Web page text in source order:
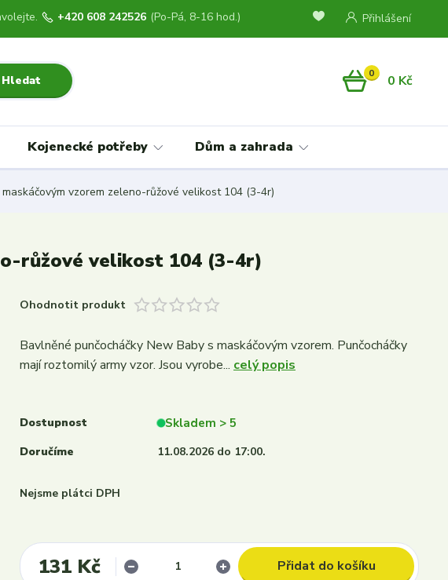
Přihlášení
Hledat
+420 608 242526 (Po-Pá, 8-16 hod.)
0 0 Kč
Kojenecké potřeby Dům a zahrada
vzorem zeleno-růžové velikost 104 (3-4r)
růžové velikost 104 (3-4r)
Ohodnotit produkt
Bavlněné punčocháčky New Baby s maskáčovým vzorem. Punčocháčky
mají roztomilý army vzor. Jsou vyrobe... celý popis
Dostupnost Skladem > 5
Doručíme 11.08.2026 do 17:00.
Nejsme plátci DPH
131 Kč Přidat do košíku